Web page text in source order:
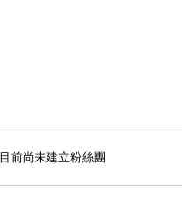
目前尚未建立粉絲團